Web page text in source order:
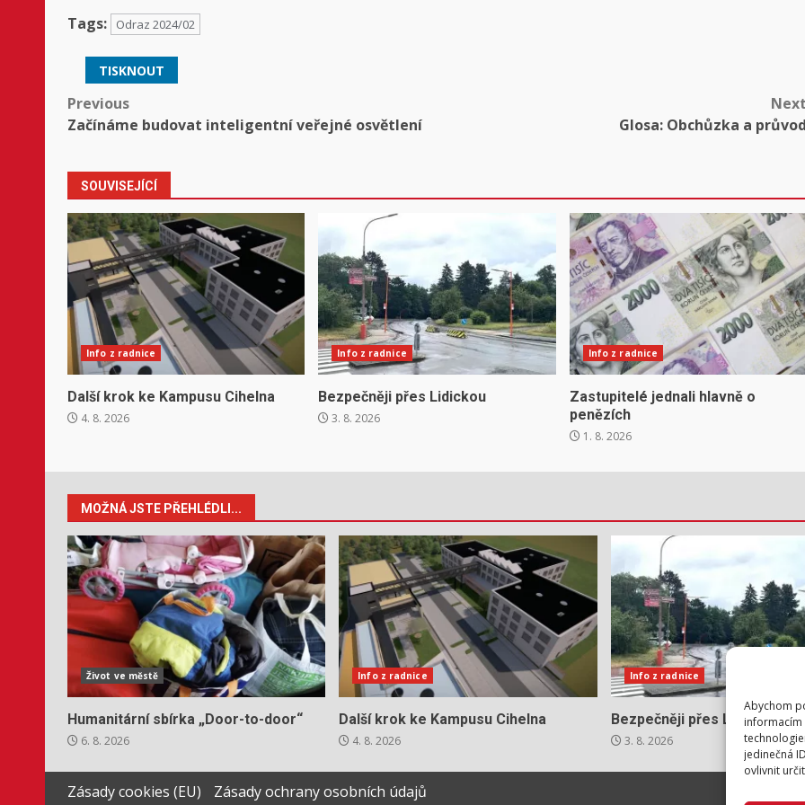
Abychom
informacím
jedinečná
ovlivnit
Tags: Odraz 2024/02
TISKNOUT
Post
Previous
Začínáme budovat inteligentní veřejné osvětlení
Glosa: Obchůzka a
SOUVISEJÍCÍ
Info z radnice
Další krok ke Kampusu Cihelna
4. 8. 2026
Info z radnice
Bezpečněji přes Lidickou
3. 8. 2026
Info z radnice
Zastupitelé jednali hlavně o
penězích
1. 8. 2026
MOŽNÁ JSTE PŘEHLÉDLI...
Život ve městě
Humanitární sbírka „Door-to-door“
6. 8. 2026
Info z radnice
Další krok ke Kampusu Cihelna
4. 8. 2026
Info z radnice
Bezpečněji přes Lidickou
3. 8. 2026
Zásady cookies (EU)
Zásady ochrany osobních údajů